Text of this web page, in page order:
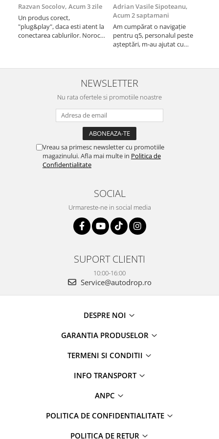
Rame adaptoare Dodge
Rame adaptoare Chrysler
Rame adaptoare Subaru
Rame adaptoare Iveco
Rame adaptoare Smart
Rame adaptoare Land Rover
Camere marșarier auto
Camere marșarier auto
Camere Mercedes Benz
Razvan Socolov, Acum 3 zile
Un produs corect,
"plug&play", daca esti atent la
conectarea cablurilor. Noroc
indrumat pas cu pas si mi-a
atras atentia ca nu era
conectat cablul de video de la
Adrian Vasile Sipoteanu,
Acum 2 saptamani
Am cumpărat o navigație
pentru q5, personalul peste
așteptări, m-au ajutat cu
rânduri. Foarte serviabili,
livrare rapidă, suport tehnic,
totul impecabil, o să revin la ei
și pentru vi...
NEWSLETTER
Nu rata ofertele si promotiile noastre
Vreau sa primesc newsletter cu promotiile
magazinului. Afla mai multe in Politica de
Confidentialitate
SOCIAL
Urmareste-ne in social media
SUPORT CLIENTI
10:00-16:00
Service@autodrop.ro
DESPRE NOI
GARANTIA PRODUSELOR
TERMENI SI CONDITII
INFO TRANSPORT
ANPC
POLITICA DE CONFIDENTIALITATE
POLITICA DE RETUR